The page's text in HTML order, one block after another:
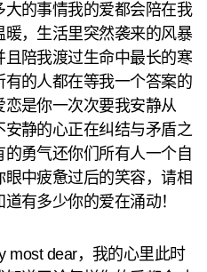
的事情我的爱都会陪在我
，生活里突然袭来的风暴
陪我渡过生命中最长的寒
的人都在等我一个答案的
是你一次次要我安静从
静的心正在纠结与矛盾之
勇气还你们所有人一个自
中疲惫过后的笑容，请相
有多少你的爱在涌动！
most dear，我的心里此时